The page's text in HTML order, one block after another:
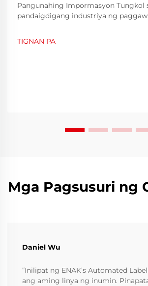
Pangunahing Impormasyon Tungkol
pandaigdigang industriya ng
ng inaasahan ng mga konsyumer,
TIGNAN PA
Mga Pagsusuri ng
Daniel Wu
“Inilipat ng ENAK’s Automated
ang aming linya ng inumin.